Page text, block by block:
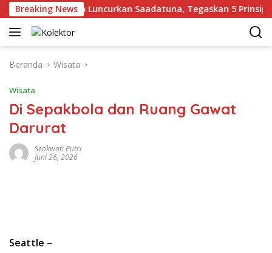
Langsung
ke
konten
Breaking News
Gus Yahya Luncurkan Saadatuna, Tegaskan 5 Prinsip Dasar
Beranda Wisata
Wisata
Di Sepakbola dan Ruang Gawat
Darurat
Seokwati Putri
Juni 26, 2026
Seattle –